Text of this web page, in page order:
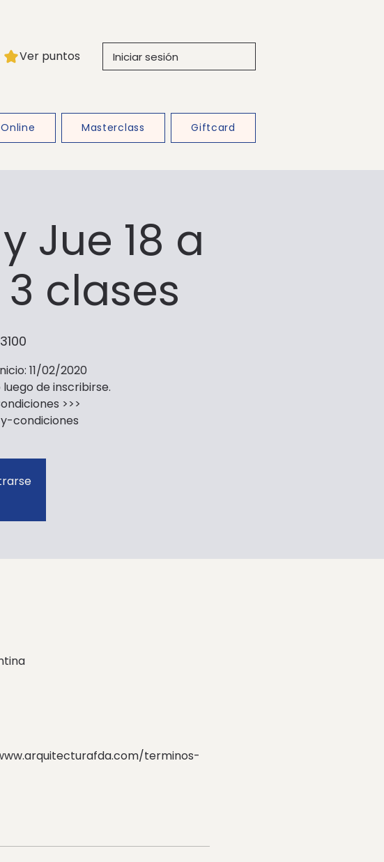
Ver puntos Iniciar sesión
Masterclass Giftcard
Jue 18 a
clases
11/02/2020
de inscribirse.
>>>
condiciones
terminos-